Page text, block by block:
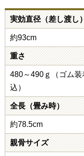
実効直径（差し渡し
約93cm
重さ
480～490ｇ（ゴム装
込）
全長（畳み時）
約78.5cm
親骨サイズ